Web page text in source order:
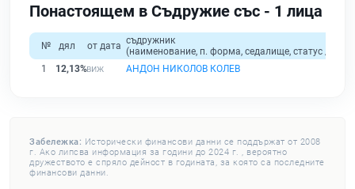
Понастоящем в Съдружие със - 1 лица
№ дял от дата съдружник
(наименование, п. форма, седалище, статус /
1
12,13% АНДОН НИКОЛОВ КОЛЕВ
Забележка: Исторически финансови данни се поддържат от 2008
г. Ако липсва информация за години до 2024 г. , вероятно
дружеството е спряло дейност в годината, за която са последните
финансови данни.